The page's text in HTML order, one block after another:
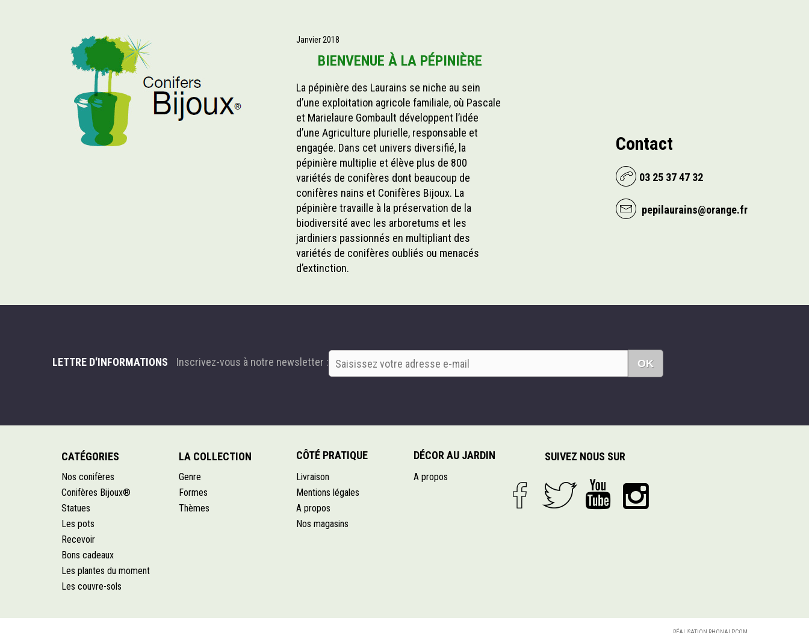
Janvier 2018
BIENVENUE À LA PÉPINIÈRE
La pépinière des Laurains se niche au sein
d’une exploitation agricole familiale, où Pascale
et Marielaure Gombault développent l’idée
d’une Agriculture plurielle, responsable et
engagée. Dans cet univers diversifié, la
pépinière multiplie et élève plus de 800
variétés de conifères dont beaucoup de
conifères nains et Conifères Bijoux. La
pépinière travaille à la préservation de la
biodiversité avec les arboretums et les
jardiniers passionnés en multipliant des
variétés de conifères oubliés ou menacés
d’extinction.
Contact
03 25 37 47 32
pepilaurains@orange.fr
LETTRE D'INFORMATIONS Inscrivez-vous à notre newsletter : OK
CATÉGORIES
Nos conifères
Conifères Bijoux®
Statues
Les pots
Recevoir
Bons cadeaux
Les plantes du moment
Les couvre-sols
LA COLLECTION
Genre
Formes
Thèmes
CÔTÉ PRATIQUE
Livraison
Mentions légales
A propos
Nos magasins
DÉCOR AU JARDIN
A propos
SUIVEZ NOUS SUR